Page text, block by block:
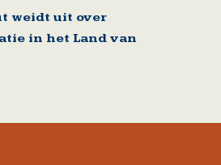
weidt uit over
in het Land van